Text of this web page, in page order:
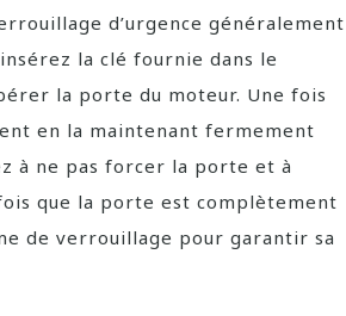
d’urgence généralement
la clé fournie dans le
la porte du moteur. Une fois
en la maintenant fermement
à ne pas forcer la porte et à
que la porte est complètement
de verrouillage pour garantir sa